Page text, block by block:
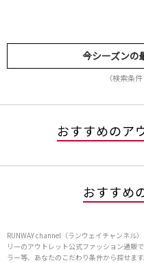
今シーズンの
（検索条
おすすめのア
おすすめ
RUNWAY channel（ランウェイチャンネル
リーのアウトレット公式ファッション通販
ラー等、あなたのこだわり条件から探せま